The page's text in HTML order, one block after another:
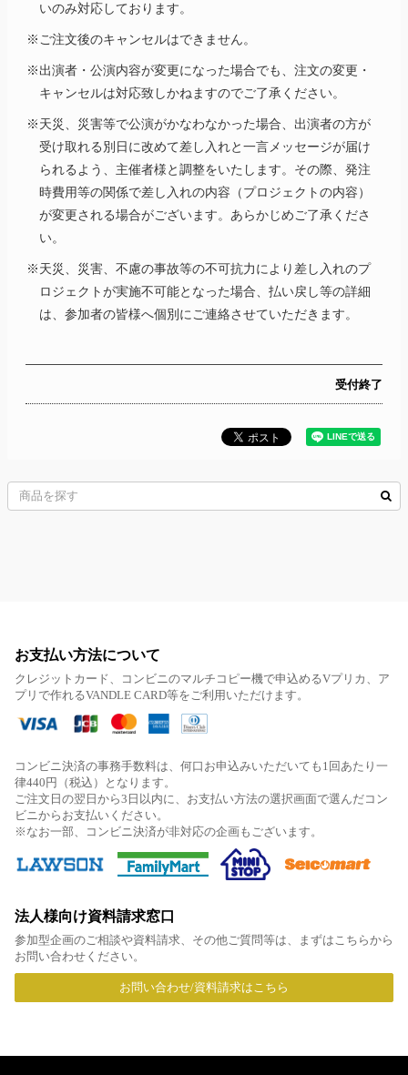
いのみ対応しております。
※ご注文後のキャンセルはできません。
※出演者・公演内容が変更になった場合でも、注文の変更・
キャンセルは対応致しかねますのでご了承ください。
※天災、災害等で公演がかなわなかった場合、出演者の方が
受け取れる別日に改めて差し入れと一言メッセージが届け
られるよう、主催者様と調整をいたします。その際、発注
時費用等の関係で差し入れの内容（プロジェクトの内容）
が変更される場合がございます。あらかじめご了承くださ
い。
※天災、災害、不慮の事故等の不可抗力により差し入れのプ
ロジェクトが実施不可能となった場合、払い戻し等の詳細
は、参加者の皆様へ個別にご連絡させていただきます。
受付終了
お支払い方法について
クレジットカード、コンビニのマルチコピー機で申込めるVプリカ、ア
プリで作れるVANDLE CARD等をご利用いただけます。
コンビニ決済の事務手数料は、何口お申込みいただいても1回あたり一
律440円（税込）となります。
ご注文日の翌日から3日以内に、お支払い方法の選択画面で選んだコン
ビニからお支払いください。
※なお一部、コンビニ決済が非対応の企画もございます。
法人様向け資料請求窓口
参加型企画のご相談や資料請求、その他ご質問等は、まずはこちらから
お問い合わせください。
お問い合わせ/資料請求はこちら